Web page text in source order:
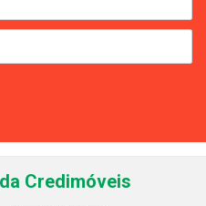
Credimóveis